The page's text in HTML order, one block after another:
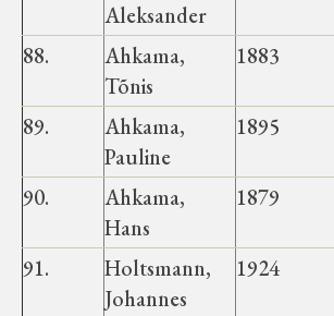
Õpperada
Muud koduloolist Velise
Märjamaa ümbruse
elanike nimekirjad seisuga
15.12.1938
Haimre vald
Aleksander
88.
Ahkama,
Tõnis
1883
89.
Ahkama,
Pauline
1895
90.
Ahkama,
Hans
1879
91.
Holtsmann,
Johannes
1924